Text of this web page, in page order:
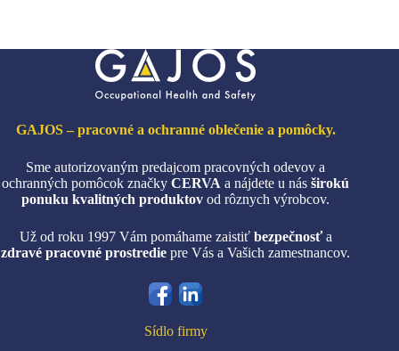
GAJOS – pracovné a ochranné oblečenie a pomôcky.
Sme autorizovaným predajcom pracovných odevov a
ochranných pomôcok značkyCERVA a nájdete u násširokú
ponuku kvalitných produktov od rôznych výrobcov.
Už od roku 1997 Vám pomáhame zaistiť bezpečnosťa
zdravé pracovné prostredie pre Vás a Vašich zamestnancov.
Sídlo firmy